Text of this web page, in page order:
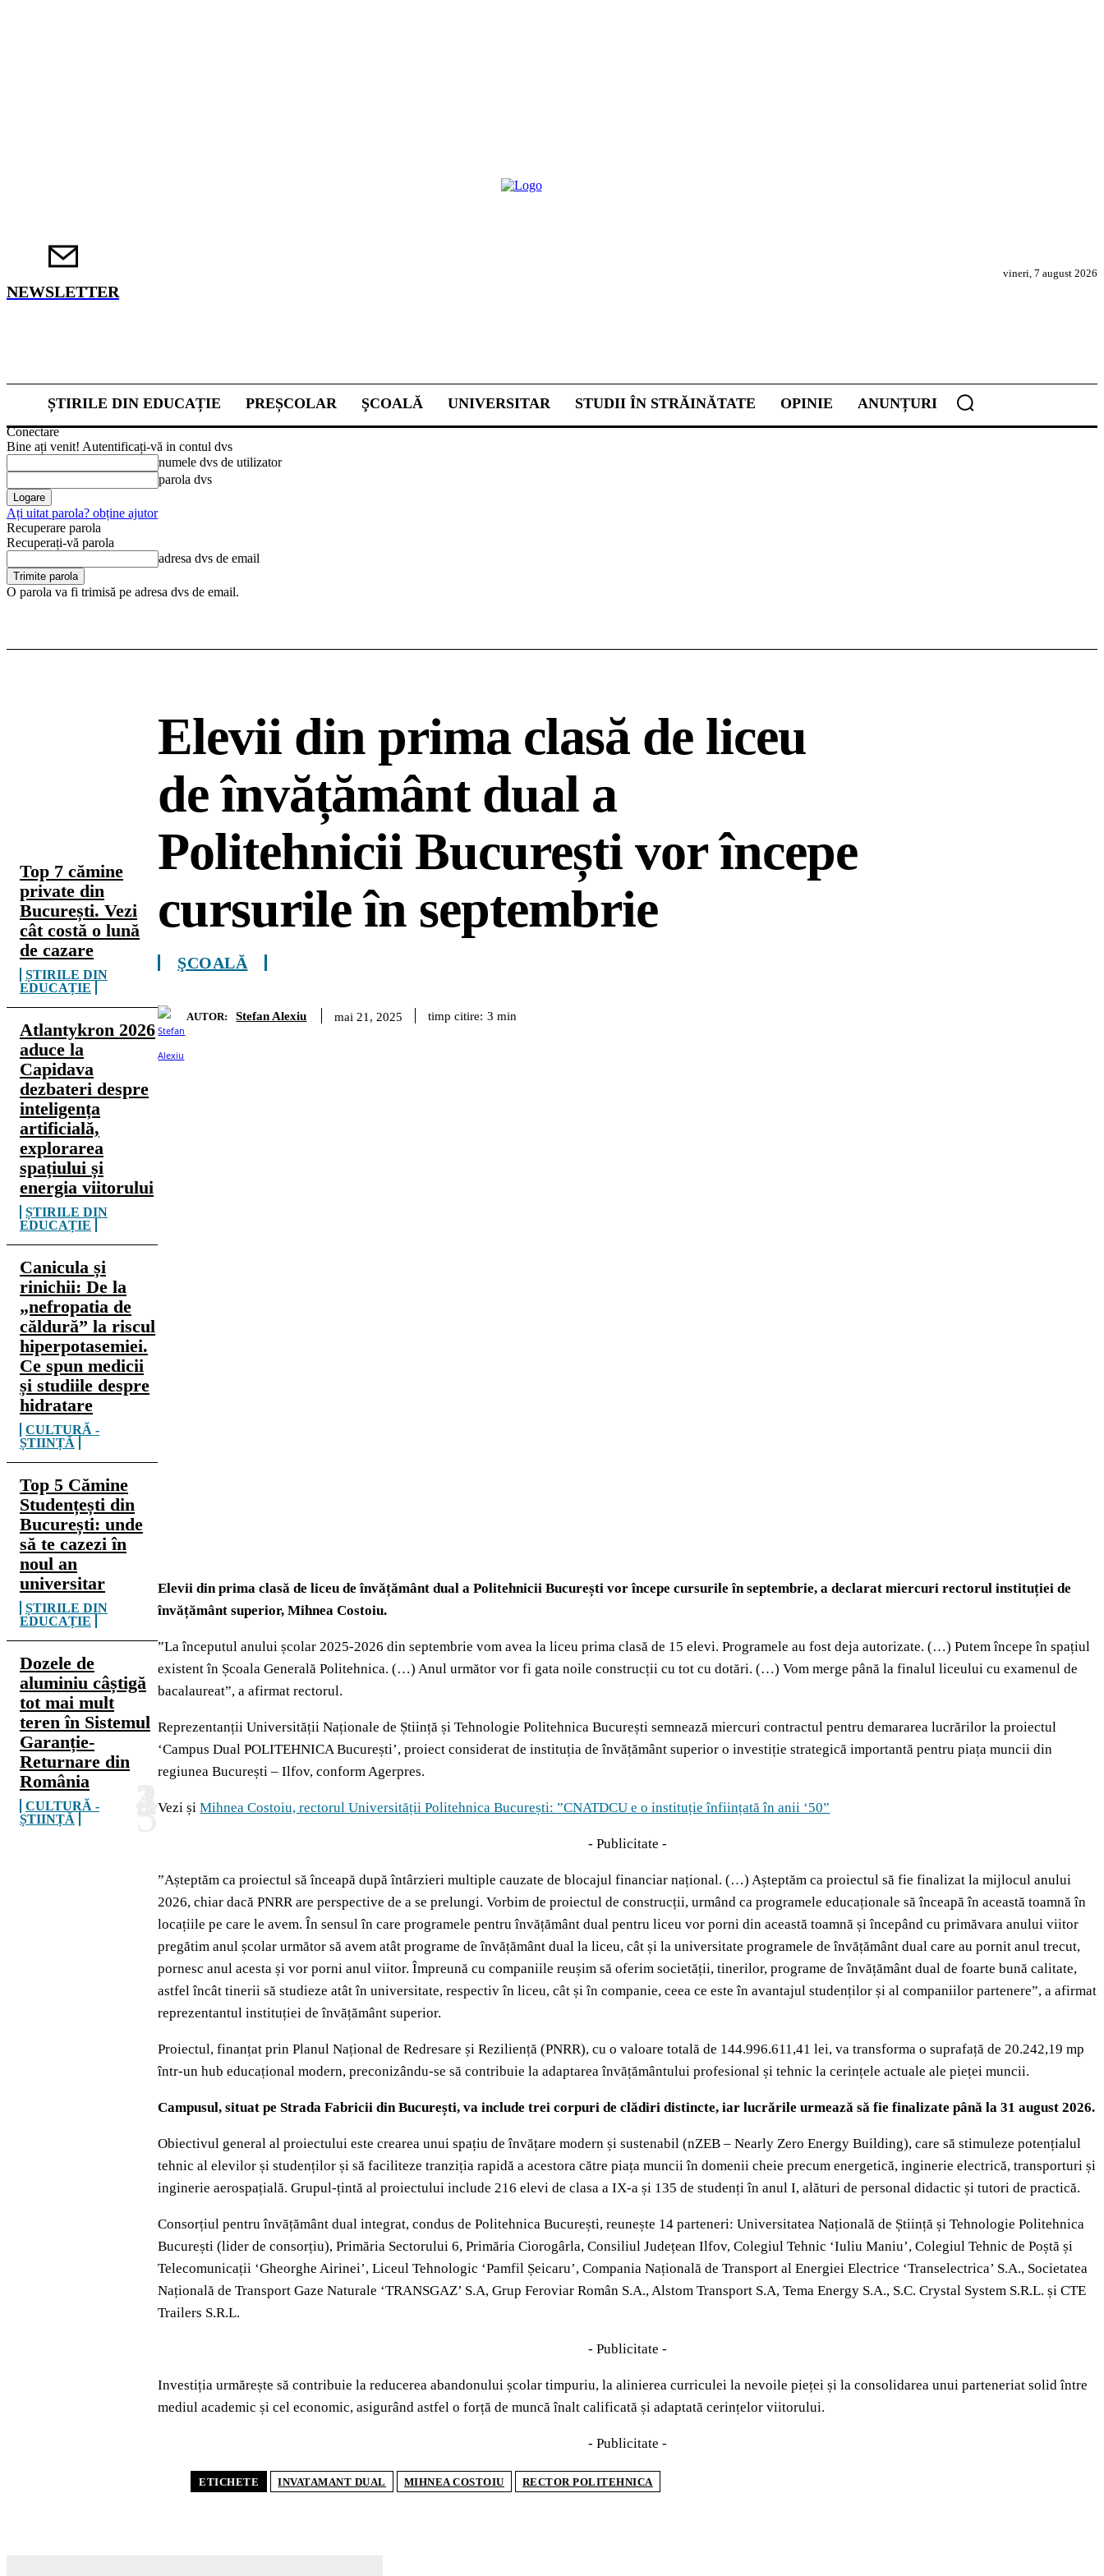
NEWSLETTER
vineri, 7 august 2026
ȘTIRILE DIN EDUCAȚIE PREȘCOLAR ŞCOALĂ UNIVERSITAR STUDII ÎN STRĂINĂTATE OPINIE ANUNȚURI
Conectare
Bine ați venit! Autentificați-vă in contul dvs
numele dvs de utilizator
parola dvs
Ați uitat parola? obține ajutor
Recuperare parola
Recuperați-vă parola
adresa dvs de email
O parola va fi trimisă pe adresa dvs de email.
Top 7 cămine
private din
București. Vezi
cât costă o lună
de cazare
ȘTIRILE DIN
EDUCAȚIE
Atlantykron 2026
aduce la
Capidava
dezbateri despre
inteligența
artificială,
explorarea
spațiului și
energia viitorului
ȘTIRILE DIN
EDUCAȚIE
Canicula și
rinichii: De la
„nefropatia de
căldură” la riscul
hiperpotasemiei.
Ce spun medicii
și studiile despre
hidratare
CULTURĂ -
ȘTIINȚĂ
Top 5 Cămine
Studențești din
București: unde
să te cazezi în
noul an
universitar
ȘTIRILE DIN
EDUCAȚIE
Dozele de
aluminiu câștigă
tot mai mult
teren în Sistemul
Garanție-
Returnare din
România
CULTURĂ -
ȘTIINȚĂ
Elevii din prima clasă de liceu
de învățământ dual a
Politehnicii București vor începe
cursurile în septembrie
ŞCOALĂ
AUTOR: Stefan Alexiu mai 21, 2025 timp citire: 3 min
Elevii din prima clasă de liceu de învățământ dual a Politehnicii București vor începe cursurile în septembrie, a declarat miercuri rectorul instituției de
învățământ superior, Mihnea Costoiu.
”La începutul anului școlar 2025-2026 din septembrie vom avea la liceu prima clasă de 15 elevi. Programele au fost deja autorizate. (…) Putem începe în spațiul
existent în Școala Generală Politehnica. (…) Anul următor vor fi gata noile construcții cu tot cu dotări. (…) Vom merge până la finalul liceului cu examenul de
bacalaureat”, a afirmat rectorul.
Reprezentanții Universității Naționale de Știință și Tehnologie Politehnica București semnează miercuri contractul pentru demararea lucrărilor la proiectul
‘Campus Dual POLITEHNICA București’, proiect considerat de instituția de învățământ superior o investiție strategică importantă pentru piața muncii din
regiunea București – Ilfov, conform Agerpres.
Vezi șiMihnea Costoiu, rectorul Universității Politehnica București: ”CNATDCU e o instituție înființată în anii ‘50”
- Publicitate -
”Așteptăm ca proiectul să înceapă după întârzieri multiple cauzate de blocajul financiar național. (…) Așteptăm ca proiectul să fie finalizat la mijlocul anului
2026, chiar dacă PNRR are perspective de a se prelungi. Vorbim de proiectul de construcții, urmând ca programele educaționale să înceapă în această toamnă în
locațiile pe care le avem. În sensul în care programele pentru învățământ dual pentru liceu vor porni din această toamnă și începând cu primăvara anului viitor
pregătim anul școlar următor să avem atât programe de învățământ dual la liceu, cât și la universitate programele de învățământ dual care au pornit anul trecut,
pornesc anul acesta și vor porni anul viitor. Împreună cu companiile reușim să oferim societății, tinerilor, programe de învățământ dual de foarte bună calitate,
astfel încât tinerii să studieze atât în universitate, respectiv în liceu, cât și în companie, ceea ce este în avantajul studenților și al companiilor partenere”, a afirmat
reprezentantul instituției de învățământ superior.
Proiectul, finanțat prin Planul Național de Redresare și Reziliență (PNRR), cu o valoare totală de 144.996.611,41 lei, va transforma o suprafață de 20.242,19 mp
într-un hub educațional modern, preconizându-se să contribuie la adaptarea învățământului profesional și tehnic la cerințele actuale ale pieței muncii.
Campusul, situat pe Strada Fabricii din București, va include trei corpuri de clădiri distincte, iar lucrările urmează să fie finalizate până la 31 august 2026.
Obiectivul general al proiectului este crearea unui spațiu de învățare modern și sustenabil (nZEB – Nearly Zero Energy Building), care să stimuleze potențialul
tehnic al elevilor și studenților și să faciliteze tranziția rapidă a acestora către piața muncii în domenii cheie precum energetică, inginerie electrică, transporturi și
inginerie aerospațială. Grupul-țintă al proiectului include 216 elevi de clasa a IX-a și 135 de studenți în anul I, alături de personal didactic și tutori de practică.
Consorțiul pentru învățământ dual integrat, condus de Politehnica București, reunește 14 parteneri: Universitatea Națională de Știință și Tehnologie Politehnica
București (lider de consorțiu), Primăria Sectorului 6, Primăria Ciorogârla, Consiliul Județean Ilfov, Colegiul Tehnic ‘Iuliu Maniu’, Colegiul Tehnic de Poștă și
Telecomunicații ‘Gheorghe Airinei’, Liceul Tehnologic ‘Pamfil Șeicaru’, Compania Națională de Transport al Energiei Electrice ‘Transelectrica’ S.A., Societatea
Națională de Transport Gaze Naturale ‘TRANSGAZ’ S.A, Grup Feroviar Român S.A., Alstom Transport S.A, Tema Energy S.A., S.C. Crystal System S.R.L. și CTE
Trailers S.R.L.
- Publicitate -
Investiția urmărește să contribuie la reducerea abandonului școlar timpuriu, la alinierea curriculei la nevoile pieței și la consolidarea unui parteneriat solid între
mediul academic și cel economic, asigurând astfel o forță de muncă înalt calificată și adaptată cerințelor viitorului.
- Publicitate -
ETICHETE INVATAMANT DUAL MIHNEA COSTOIU RECTOR POLITEHNICA